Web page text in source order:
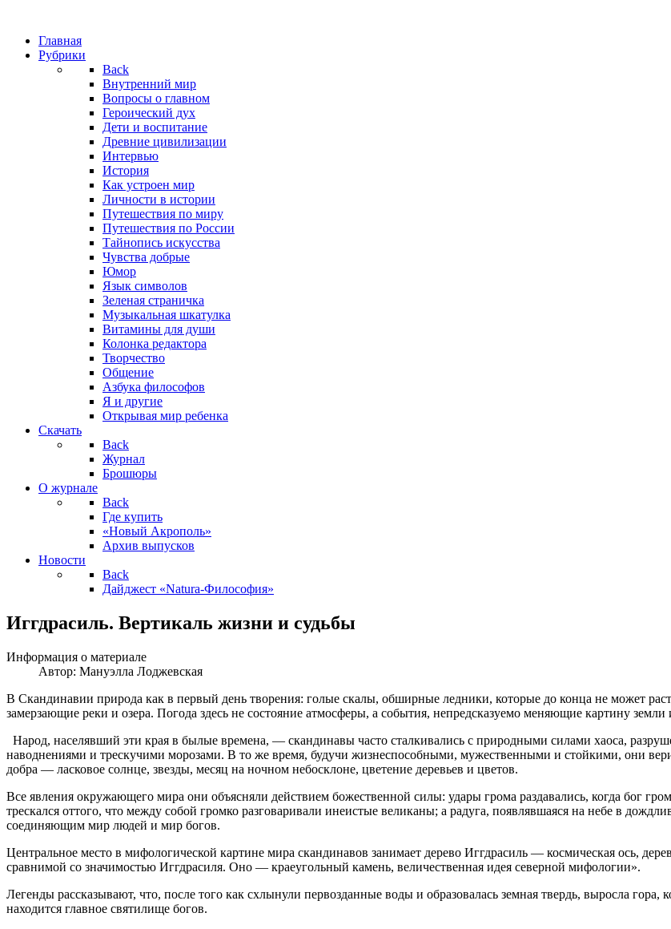
Главная
Рубрики
Back
Внутренний мир
Вопросы о главном
Героический дух
Дети и воспитание
Древние цивилизации
Интервью
История
Как устроен мир
Личности в истории
Путешествия по миру
Путешествия по России
Тайнопись искусства
Чувства добрые
Юмор
Язык символов
Зеленая страничка
Музыкальная шкатулка
Витамины для души
Колонка редактора
Творчество
Общение
Азбука философов
Я и другие
Открывая мир ребенка
Скачать
Back
Журнал
Брошюры
О журнале
Back
Где купить
«Новый Акрополь»
Архив выпусков
Новости
Back
Дайджест «Natura-Философия»
Иггдрасиль. Вертикаль жизни и судьбы
Информация о материале
Автор: Мануэлла Лоджевская
В Скандинавии природа как в первый день творения: голые скалы, обширные ледники, которые до конца не может
замерзающие реки и озера. Погода здесь не состояние атмосферы, а события, непредсказуемо меняющие картину земли
Народ, населявший эти края в былые времена, — скандинавы часто сталкивались с природными силами хаоса,
наводнениями и трескучими морозами. В то же время, будучи жизнеспособными, мужественными и стойкими, они
добра — ласковое солнце, звезды, месяц на ночном небосклоне, цветение деревьев и цветов.
Все явления окружающего мира они объясняли действием божественной силы: удары грома раздавались, когда бог
трескался оттого, что между собой громко разговаривали инеистые великаны; а радуга, появлявшаяся на небе в
соединяющим мир людей и мир богов.
Центральное место в мифологической картине мира скандинавов занимает дерево Иггдрасиль — космическая ось,
сравнимой со значимостью Иггдрасиля. Оно — краеугольный камень, величественная идея северной мифологии».
Легенды рассказывают, что, после того как схлынули первозданные воды и образовалась земная твердь, выросла гора,
находится главное святилище богов.